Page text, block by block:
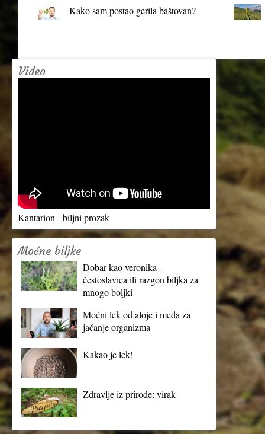
Kako sam postao gerila baštovan?
Video
Kantarion - biljni prozak
Moćne biljke
Dobar kao veronika –
čestoslavica ili razgon biljka za
mnogo boljki
Moćni lek od aloje i meda za
jačanje organizma
Kakao je lek!
Zdravlje iz prirode: virak